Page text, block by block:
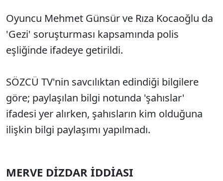
Oyuncu Mehmet Günsür ve Rıza Kocaoğlu da
'Gezi' soruşturması kapsamında polis
eşliğinde ifadeye getirildi.
SÖZCÜ TV'nin savcılıktan edindiği bilgilere
göre; paylaşılan bilgi notunda 'şahıslar'
ifadesi yer alırken, şahısların kim olduğuna
ilişkin bilgi paylaşımı yapılmadı.
MERVE DİZDAR İDDİASI